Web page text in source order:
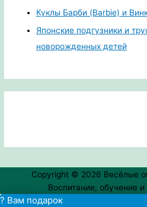
Куклы Барби (Barbie) и
Японские подгузники и
новорожденных детей
Copyright © 2026 Весёлые
Воспитание, обучение и
? Вам подарок